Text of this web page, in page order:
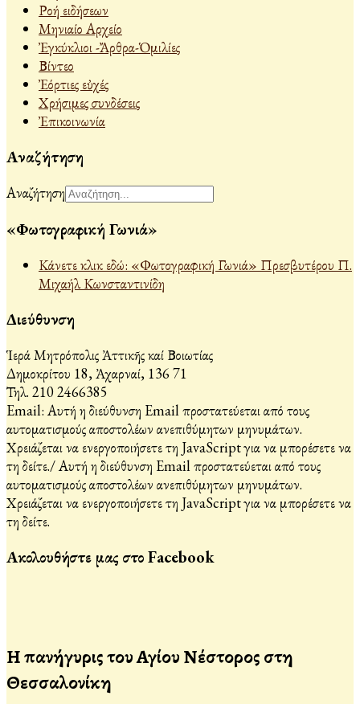
Ροή ειδήσεων
Μηνιαίο Αρχείο
Ἐγκύκλιοι -Ἄρθρα-Ὁμιλίες
Βίντεο
Ἐόρτιες εὐχές
Χρήσιμες συνδέσεις
Ἐπικοινωνία
Αναζήτηση
Αναζήτηση
«Φωτογραφική Γωνιά»
Κάνετε κλικ εδώ: «Φωτογραφική Γωνιά» Πρεσβυτέρου Π.
Μιχαήλ Κωνσταντινίδη
Διεύθυνση
Ἱερά Μητρόπολις Ἀττικῆς καί Βοιωτίας
Δημοκρίτου 18, Ἀχαρναί, 136 71
Τηλ. 210 2466385
Email: Αυτή η διεύθυνση Email προστατεύεται από τους
αυτοματισμούς αποστολέων ανεπιθύμητων μηνυμάτων.
Χρειάζεται να ενεργοποιήσετε τη JavaScript για να μπορέσετε να
τη δείτε./Αυτή η διεύθυνση Email προστατεύεται από τους
αυτοματισμούς αποστολέων ανεπιθύμητων μηνυμάτων.
Χρειάζεται να ενεργοποιήσετε τη JavaScript για να μπορέσετε να
τη δείτε.
Ακολουθήστε μας στο Facebook
Η πανήγυρις του Αγίου Νέστορος στη
Θεσσαλονίκη